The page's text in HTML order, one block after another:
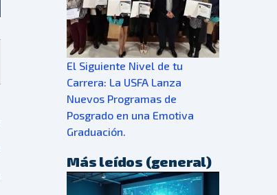
El Siguiente Nivel de tu
Carrera: La USFA Lanza
Nuevos Programas de
Posgrado en una Emotiva
Graduación.
Más leídos (general)